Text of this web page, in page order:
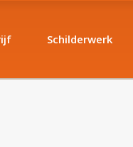
Schilderwerk